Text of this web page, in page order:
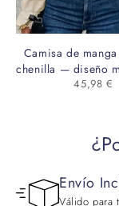
Camisa de
chenilla — diseño
con encaje
45,98 €
Envío
Válido para